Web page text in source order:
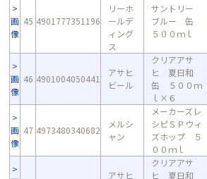
画
像
45 4901777351196
リーホ
ールデ
ィング
ス
サントリー
ブルー 缶
５００ｍｌ
画
像
46 4901004050441
アサヒ
ビール
クリアアサ
ヒ 夏日和
缶 ５００ｍ
ｌ×６
画
像
47 4973480340682
メルシ
ャン
メーカーズレ
シピＳＰウィ
ズホップ ５
００ｍｌ
アサヒ
クリアアサ
ヒ 夏日和